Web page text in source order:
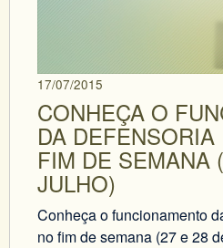
17/07/2015
CONHEÇA O
DA
FIM DE SEMANA
JULHO)
Conheça o funcionamento
no fim de semana (27 e 28